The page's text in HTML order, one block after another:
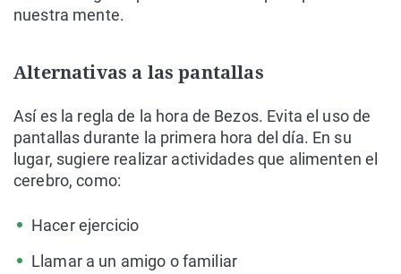
nuestra mente.
Alternativas a las pantallas
Así es la regla de la hora de Bezos. Evita el uso de
pantallas durante la primera hora del día. En su
lugar, sugiere realizar actividades que alimenten el
cerebro, como:
Hacer ejercicio
Llamar a un amigo o familiar